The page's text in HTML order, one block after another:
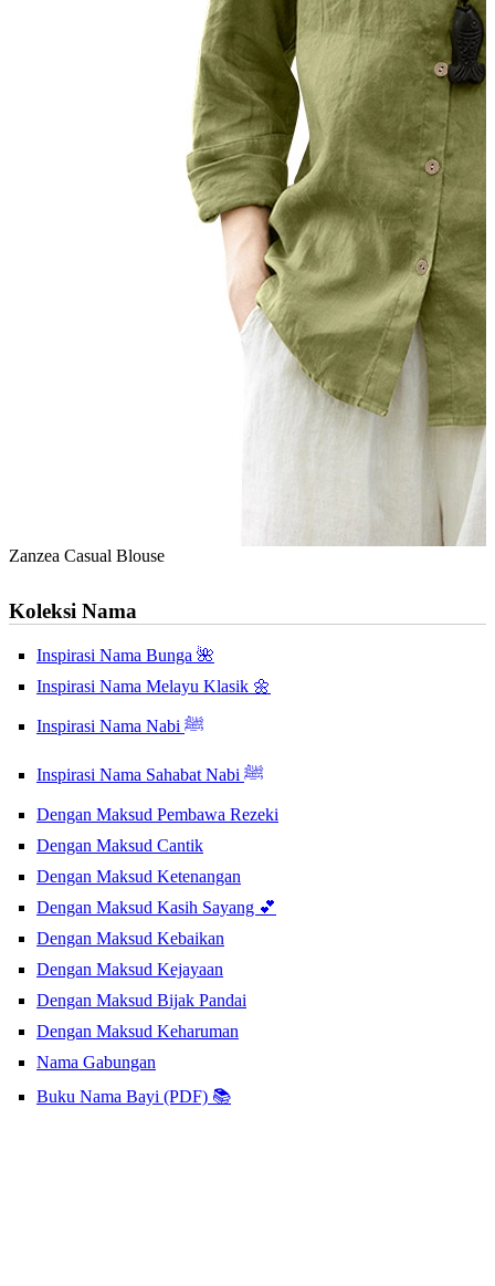
Zanzea Casual Blouse
Koleksi Nama
Inspirasi Nama Bunga 🌺
Inspirasi Nama Melayu Klasik 🌼
Inspirasi Nama Nabi ﷺ
Inspirasi Nama Sahabat Nabi ﷺ
Dengan Maksud Pembawa Rezeki
Dengan Maksud Cantik
Dengan Maksud Ketenangan
Dengan Maksud Kasih Sayang 💕
Dengan Maksud Kebaikan
Dengan Maksud Kejayaan
Dengan Maksud Bijak Pandai
Dengan Maksud Keharuman
Nama Gabungan
Buku Nama Bayi (PDF) 📚